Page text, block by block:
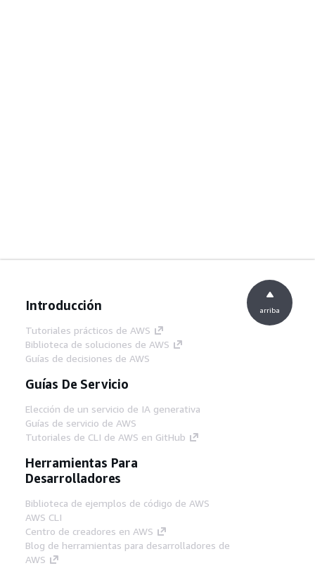
Introducción
Tutoriales prácticos de AWS
Biblioteca de soluciones de AWS
Guías de decisiones de AWS
Guías De Servicio
Elección de un servicio de IA generativa
Guías de servicio de AWS
Tutoriales de CLI de AWS en GitHub
Herramientas Para
Desarrolladores
Biblioteca de ejemplos de código de AWS
AWS CLI
Centro de creadores en AWS
Blog de herramientas para desarrolladores de
AWS
arriba